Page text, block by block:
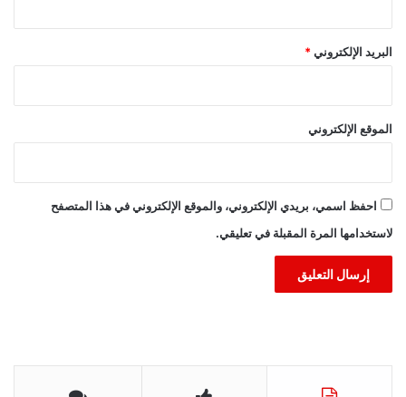
البريد الإلكتروني *
الموقع الإلكتروني
احفظ اسمي، بريدي الإلكتروني، والموقع الإلكتروني في هذا المتصفح
لاستخدامها المرة المقبلة في تعليقي.